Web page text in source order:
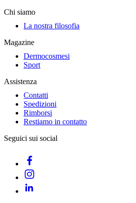
Chi siamo
La nostra filosofia
Magazine
Dermocosmesi
Sport
Assistenza
Contatti
Spedizioni
Rimborsi
Restiamo in contatto
Seguici sui social